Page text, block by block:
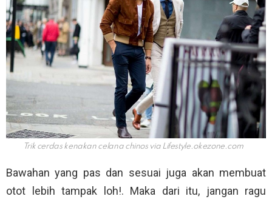
Trik cerdas kenakan celana chinos via Lifestyle.okezone.com
Bawahan yang pas dan sesuai juga akan membuat
otot lebih tampak loh!. Maka dari itu, jangan ragu